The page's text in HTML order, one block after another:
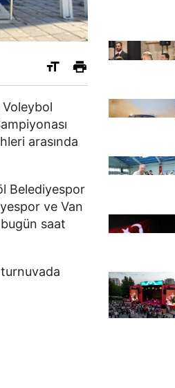
arasında
Belediyespor
ve Van
bugün saat
turnuvada